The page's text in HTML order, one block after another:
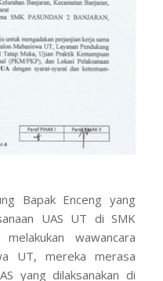
Bapak Enceng yang
UAS UT di SMK
wawancara
UT, mereka merasa
yang dilaksanakan di